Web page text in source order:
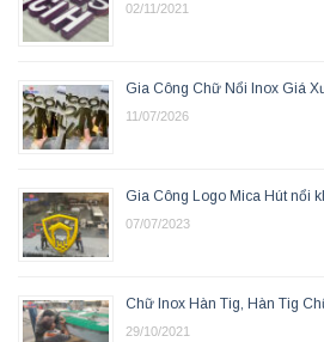
02/11/2021
Gia Công Chữ Nổi Inox Giá
11/07/2026
Gia Công Logo Mica Hút nổi
07/07/2023
Chữ Inox Hàn Tig, Hàn Tig
29/10/2021